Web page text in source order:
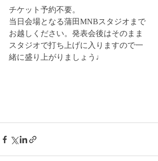
チケット予約不要。
当日会場となる蒲田MNBスタジオまで
お越しください。発表会後はそのまま
スタジオで打ち上げに入りますので一
緒に盛り上がりましょう♩